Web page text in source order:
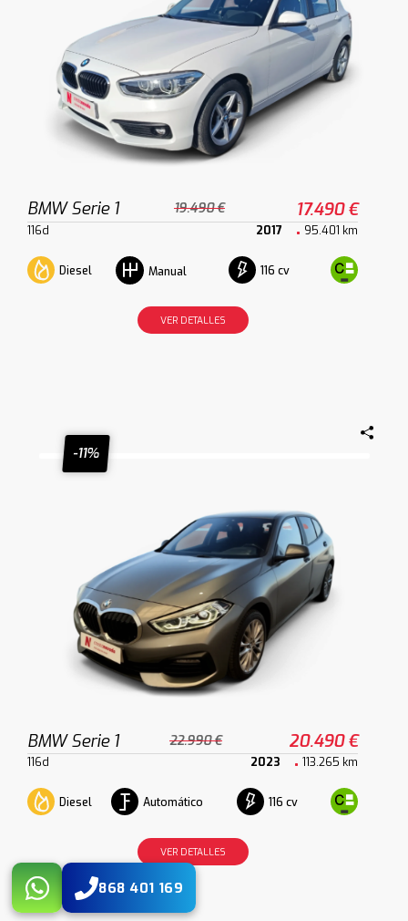
BMW Serie 1 19.490 € 17.490 €
116d 2017 95.401 km
Diesel Manual 116 cv
VER DETALLES
-11%
BMW Serie 1 22.990 € 20.490 €
116d 2023 113.265 km
Diesel Automático 116 cv
VER DETALLES
868 401 169